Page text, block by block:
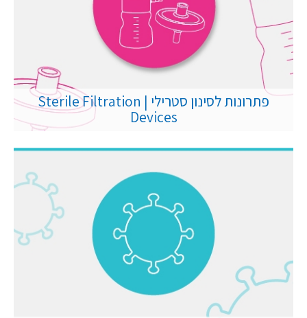
פתרונות לסינון סטרילי | Sterile Filtration
Devices